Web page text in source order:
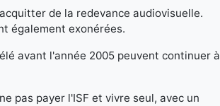
de la redevance audiovisuelle.
également exonérées.
avant l'année 2005 peuvent continuer à
pas payer l'ISF et vivre seul, avec un